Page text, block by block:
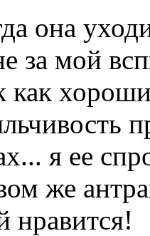
она
за мой
как
я ее
же
нравится!